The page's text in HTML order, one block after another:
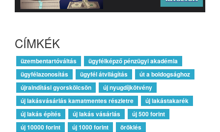
CÍMKÉK
üzembentartóváltás
ügyfélképző pénzügyi akadémia
ügyfélazonosítás
ügyfél átvilágítás
út a boldogsághoz
újraindítási gyorskölcsön
új nyugdíjkötvény
új lakásvásárlás kamatmentes részletre
új lakástakarék
új lakás építés
új lakás vásárlás
új 500 forint
új 10000 forint
új 1000 forint
öröklés